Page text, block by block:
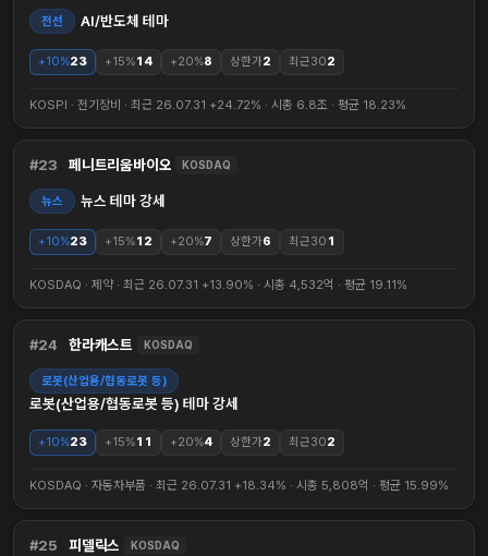
전선 AI/반도체 테마
+10%23 +15%14 +20%8 상한가2 최근302
KOSPI · 전기장비 · 최근 26.07.31 +24.72% · 시총 6.8조 · 평균 18.23%
23 페니트리움바이오 KOSDAQ
뉴스 뉴스 테마 강세
+10%23 +15%12 +20%7 상한가6 최근30 1
KOSDAQ · 제약 · 최근 26.07.31 +13.90% · 시총 4,532억 · 평균 19.11%
24 한라캐스트 KOSDAQ
로봇(산업용/협동로봇 등)
로봇(산업용/협동로봇 등) 테마 강세
+10%23 +15%11 +20%4 상한가2 최근302
KOSDAQ · 자동차부품 · 최근 26.07.31 +18.34% · 시총 5,808억 · 평균 15.99%
25 피델릭스 KOSDAQ